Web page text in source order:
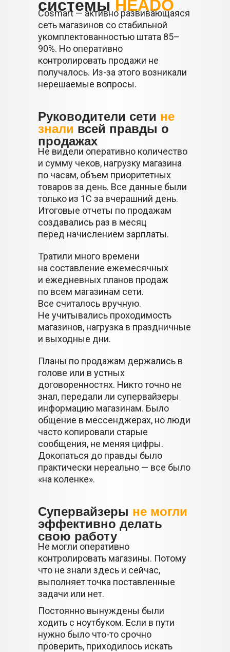
системы HEADO
Cosmart — активно развивающаяся
сеть магазинов со стабильной
укомплектованностью штата 85–
90%. Но оперативно
контролировать продажи не
получалось. Из-за этого возникали
нерешаемые вопросы.
Руководители сети не
знали всей правды о
продажах
Не видели оперативно количество
и сумму чеков, нагрузку магазина
по часам, объем приоритетных
товаров за день. Все данные были
только из 1С за вчерашний день.
Итоговые отчеты по продажам
создавались раз в месяц
перед начислением зарплаты.
Тратили много времени
на составление ежемесячных
и ежедневных планов продаж
по всем магазинам сети.
Все считалось вручную.
Не учитывались проходимость
магазинов, нагрузка в праздничные
и выходные дни.
Планы по продажам держались в
голове или в устных
договоренностях. Никто точно не
знал, передали ли супервайзеры
информацию магазинам. Было
общение в мессенджерах, но люди
часто копировали старые
сообщения, не меняя цифры.
Докопаться до правды было
практически нереально — все было
«на коленке».
Супервайзеры не могли
эффективно делать
свою работу
Не могли оперативно
контролировать магазины. Потому
что не знали здесь и сейчас,
выполняет точка поставленные
задачи или нет.
Постоянно вынуждены были
ходить с ноутбуком. Если в пути
нужно было что-то срочно
проверить, приходилось искать